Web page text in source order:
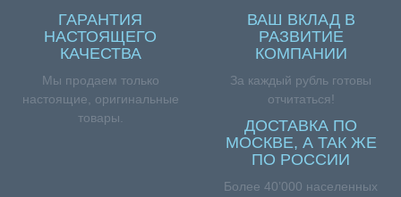
ГАРАНТИЯ
НАСТОЯЩЕГО
КАЧЕСТВА
Мы продаем только
настоящие, оригинальные
товары.
ВАШ ВКЛАД В
РАЗВИТИЕ
КОМПАНИИ
За каждый рубль готовы
отчитаться!
ДОСТАВКА ПО
МОСКВЕ, А ТАК ЖЕ
ПО РОССИИ
Более 40’000 населенных